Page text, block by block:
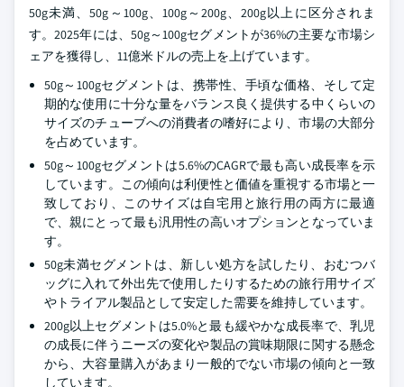
50g未満、50g～100g、100g～200g、200g以上に区分されま
す。2025年には、50g～100gセグメントが36%の主要な市場シ
ェアを獲得し、11億米ドルの売上を上げています。
50g～100gセグメントは、携帯性、手頃な価格、そして定
期的な使用に十分な量をバランス良く提供する中くらいの
サイズのチューブへの消費者の嗜好により、市場の大部分
を占めています。
50g～100gセグメントは5.6%のCAGRで最も高い成長率を示
しています。この傾向は利便性と価値を重視する市場と一
致しており、このサイズは自宅用と旅行用の両方に最適
で、親にとって最も汎用性の高いオプションとなっていま
す。
50g未満セグメントは、新しい処方を試したり、おむつバ
ッグに入れて外出先で使用したりするための旅行用サイズ
やトライアル製品として安定した需要を維持しています。
200g以上セグメントは5.0%と最も緩やかな成長率で、乳児
の成長に伴うニーズの変化や製品の賞味期限に関する懸念
から、大容量購入があまり一般的でない市場の傾向と一致
しています。